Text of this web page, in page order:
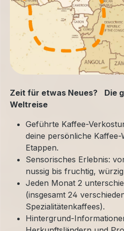
Zeit für etwas Neues? Die
Weltreise
Geführte Kaffee-
deine persönliche Kaffee-
Etappen.
Sensorisches Erlebnis:
nussig bis fruchtig,
Jeden Monat 2
(insgesamt 24
Spezialitätenkaffees).
Hintergrund-